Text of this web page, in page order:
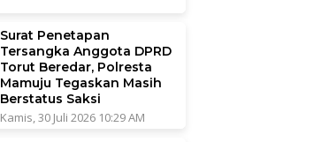
Surat Penetapan
Tersangka Anggota DPRD
Torut Beredar, Polresta
Mamuju Tegaskan Masih
Berstatus Saksi
Kamis, 30 Juli 2026 10:29 AM